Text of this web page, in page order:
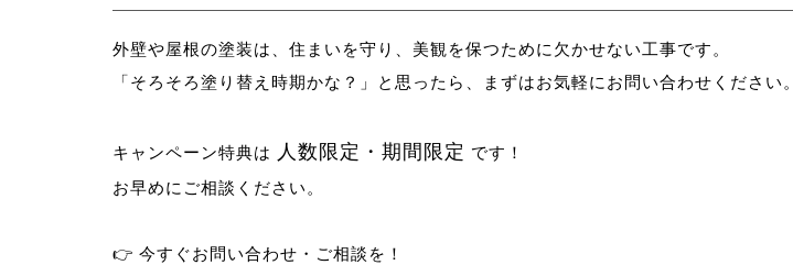
外壁や屋根の塗装は、住まいを守り、美観を保つために欠かせない工事です。
「そろそろ塗り替え時期かな？」と思ったら、まずはお気軽にお問い合わせください。
キャンペーン特典は 人数限定・期間限定 です！
お早めにご相談ください。
👉 今すぐお問い合わせ・ご相談を！